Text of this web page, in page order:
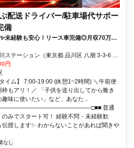
配送ドライバー/駐車場代サポー
備
未経験も安心！リース車完備◎月収70万円
）
円
イム】 7:00-19:00 (休憩1~2時間) ＼午前便
もアリ！／ 「子供を送り出してから働き
味に使いたい」など、あなた...
普通
みでスタート可！ 経験不問・未経験歓
授します✨ わからないことがあれば聞きや
なし